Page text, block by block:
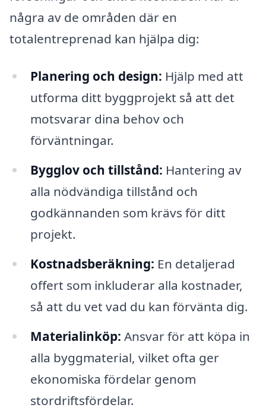
några av de områden där en
totalentreprenad kan hjälpa dig:
Planering och design: Hjälp med att
utforma ditt byggprojekt så att det
motsvarar dina behov och
förväntningar.
Bygglov och tillstånd: Hantering av
alla nödvändiga tillstånd och
godkännanden som krävs för ditt
projekt.
Kostnadsberäkning: En detaljerad
offert som inkluderar alla kostnader,
så att du vet vad du kan förvänta dig.
Materialinköp: Ansvar för att köpa in
alla byggmaterial, vilket ofta ger
ekonomiska fördelar genom
stordriftsfördelar.